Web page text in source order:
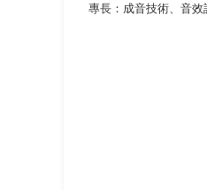
專長：成音技術、音